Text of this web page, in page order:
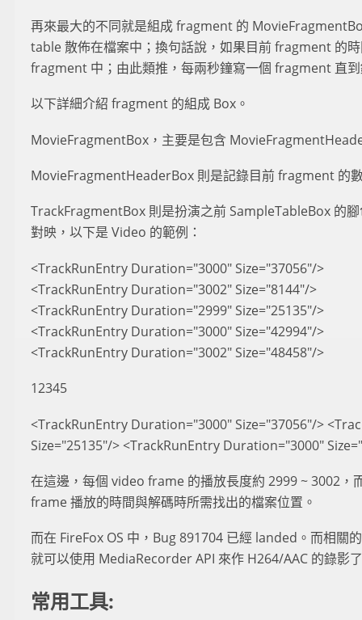
再來最大的不同就是組成 fragment 的
table 散佈在檔案中；換句話說，如果目前 fragment 的
fragment 中；由此類推，每兩秒鐘寫一個 fragment 直
以下詳細介紹 fragment 的組成 Box。
MovieFragmentBox，主要是包含
MovieFragmentHeaderBox 則是記錄目前 fragment 的
TrackFragmentBox 則是扮演之前 SampleTableBox 的
對映，以下是 Video 的範例：
<TrackRunEntry Duration="3000" Size="37056"/>
<TrackRunEntry Duration="3002" Size="8144"/>
<TrackRunEntry Duration="2999" Size="25135"/>
<TrackRunEntry Duration="3000" Size="42994"/>
<TrackRunEntry Duration="3002" Size="48458"/>
12345
<TrackRunEntry Duration="3000" Size="37056"/>
Size="25135"/> <TrackRunEntry Duration="3000"
在這邊，每個 video frame 的播放長度約 2999 ~ 3002
frame 播放的時間與解碼時所需找出的檔案位置。
而在 FireFox OS 中，Bug 891704 已經 landed。而相
就可以使用 MediaRecorder API 來作 H264/AAC 的錄影
常用工具: